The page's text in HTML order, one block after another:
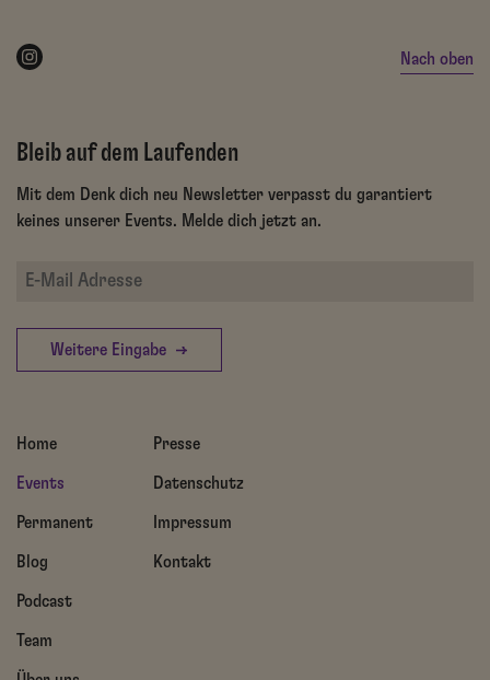
Nach oben
Bleib auf dem Laufenden
Mit dem Denk dich neu Newsletter verpasst du garantiert
keines unserer Events. Melde dich jetzt an.
Weitere Eingabe
Home
Events
Permanent
Blog
Podcast
Team
Presse
Datenschutz
Impressum
Kontakt